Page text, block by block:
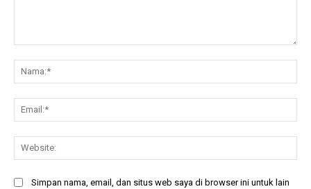
Simpan nama, email, dan situs web saya di browser ini untuk lain